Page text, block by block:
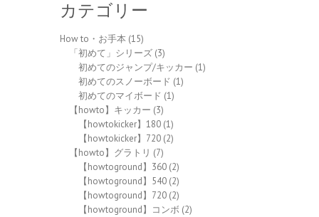
カテゴリー
How to・お手本 (15)
「初めて」シリーズ (3)
初めてのジャンプ/キッカー (1)
初めてのスノーボード (1)
初めてのマイボード (1)
【howto】キッカー (3)
【howtokicker】180 (1)
【howtokicker】720 (2)
【howto】グラトリ (7)
【howtoground】360 (2)
【howtoground】540 (2)
【howtoground】720 (2)
【howtoground】コンボ (2)